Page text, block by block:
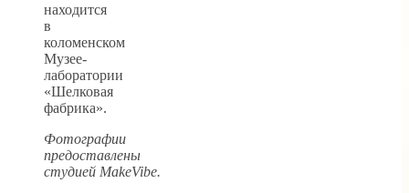
находится
в
коломенском
Музее-
лаборатории
«Шелковая
фабрика».
Фотографии
предоставлены
студией MakeVibe.